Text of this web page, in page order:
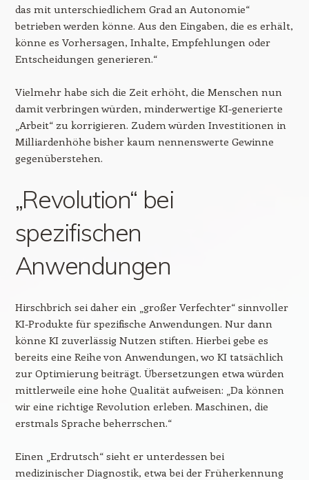
das mit unterschiedlichem Grad an Autonomie“
betrieben werden könne. Aus den Eingaben, die es erhält,
könne es Vorhersagen, Inhalte, Empfehlungen oder
Entscheidungen generieren.“
Vielmehr habe sich die Zeit erhöht, die Menschen nun
damit verbringen würden, minderwertige KI-generierte
„Arbeit“ zu korrigieren. Zudem würden Investitionen in
Milliardenhöhe bisher kaum nennenswerte Gewinne
gegenüberstehen.
„Revolution“ bei
spezifischen
Anwendungen
Hirschbrich sei daher ein „großer Verfechter“ sinnvoller
KI-Produkte für spezifische Anwendungen. Nur dann
könne KI zuverlässig Nutzen stiften. Hierbei gebe es
bereits eine Reihe von Anwendungen, wo KI tatsächlich
zur Optimierung beiträgt. Übersetzungen etwa würden
mittlerweile eine hohe Qualität aufweisen: „Da können
wir eine richtige Revolution erleben. Maschinen, die
erstmals Sprache beherrschen.“
Einen „Erdrutsch“ sieht er unterdessen bei
medizinischer Diagnostik, etwa bei der Früherkennung